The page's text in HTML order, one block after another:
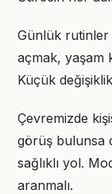
Günlük rutinler
açmak, yaşam
Küçük
Çevremizde
görüş bulunsa
sağlıklı yol.
aranmalı.